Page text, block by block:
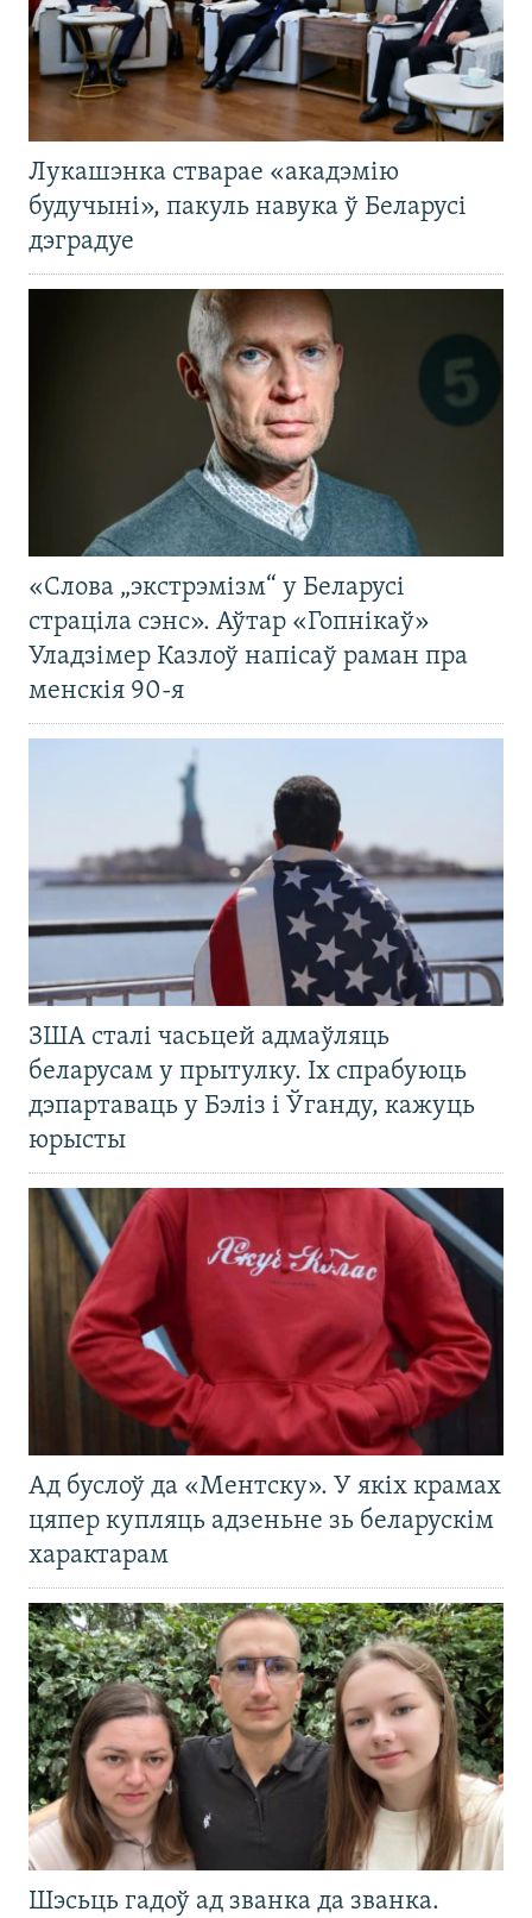
Лукашэнка стварае «акадэмію
будучыні», пакуль навука ў Беларусі
дэградуе
«Слова „экстрэмізм“ у Беларусі
страціла сэнс». Аўтар «Гопнікаў»
Уладзімер Казлоў напісаў раман пра
менскія 90-я
ЗША сталі часьцей адмаўляць
беларусам у прытулку. Іх спрабуюць
дэпартаваць у Бэліз і Ўганду, кажуць
юрысты
Ад буслоў да «Ментску». У якіх крамах
цяпер купляць адзеньне зь беларускім
характарам
Шэсьць гадоў ад званка да званка.